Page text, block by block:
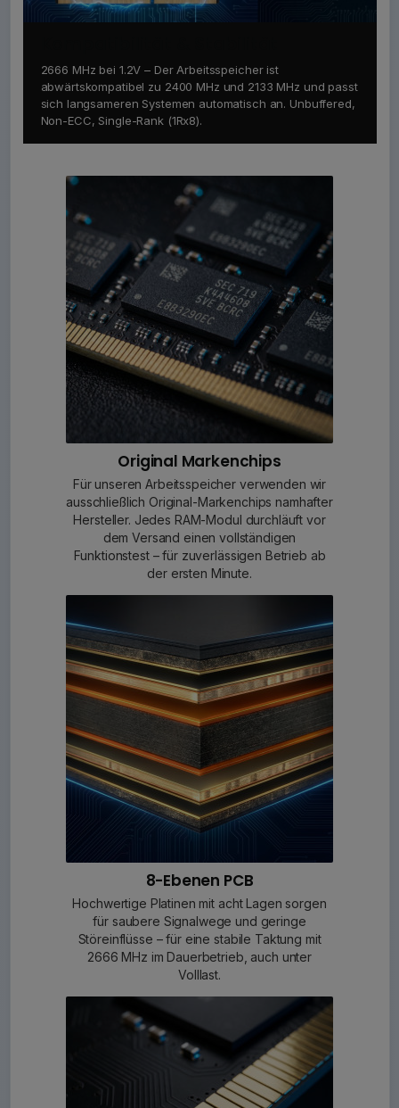
2666 MHz bei 1.2V – Der Arbeitsspeicher ist
abwärtskompatibel zu 2400 MHz und 2133 MHz und passt
sich langsameren Systemen automatisch an. Unbuffered,
Non-ECC, Single-Rank (1Rx8).
Original Markenchips
Für unseren Arbeitsspeicher verwenden wir
ausschließlich Original-Markenchips namhafter
Hersteller. Jedes RAM-Modul durchläuft vor
dem Versand einen vollständigen
Funktionstest – für zuverlässigen Betrieb ab
der ersten Minute.
8-Ebenen PCB
Hochwertige Platinen mit acht Lagen sorgen
für saubere Signalwege und geringe
Störeinflüsse – für eine stabile Taktung mit
2666 MHz im Dauerbetrieb, auch unter
Volllast.